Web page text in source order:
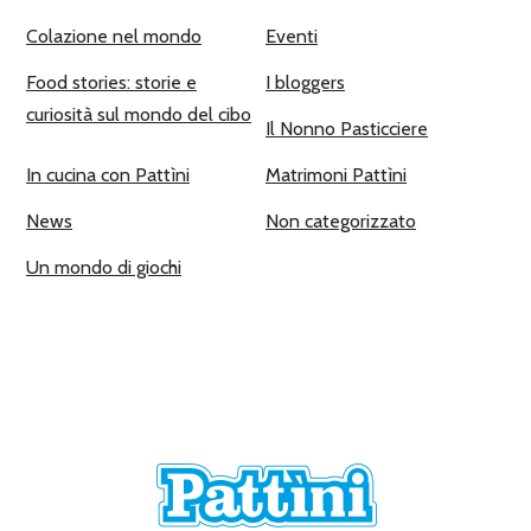
Colazione nel mondo Eventi
Food stories: storie e
curiosità sul mondo del cibo
I bloggers
Il Nonno Pasticciere
In cucina con Pattìni Matrimoni Pattìni
News Non categorizzato
Un mondo di giochi